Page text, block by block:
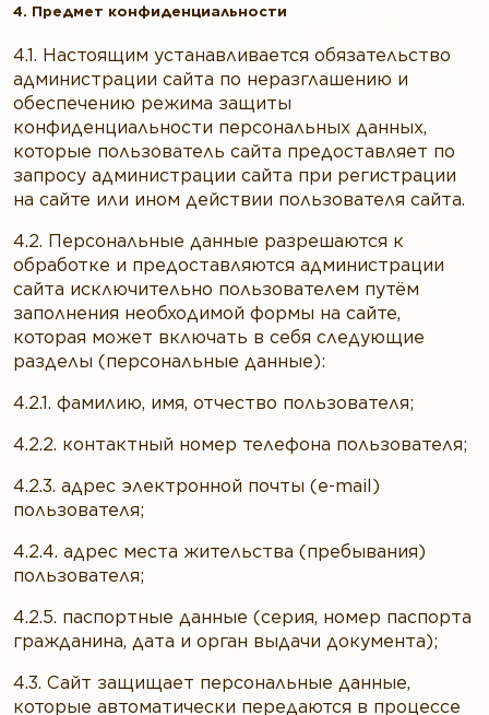
4. Предмет конфиденциальности
4.1. Настоящим устанавливается обязательство
администрации сайта по неразглашению и
обеспечению режима защиты
конфиденциальности персональных данных,
которые пользователь сайта предоставляет по
запросу администрации сайта при регистрации
на сайте или ином действии пользователя сайта.
4.2. Персональные данные разрешаются к
обработке и предоставляются администрации
сайта исключительно пользователем путём
заполнения необходимой формы на сайте,
которая может включать в себя следующие
разделы (персональные данные):
4.2.1. фамилию, имя, отчество пользователя;
4.2.2. контактный номер телефона пользователя;
4.2.3. адрес электронной почты (e-mail)
пользователя;
4.2.4. адрес места жительства (пребывания)
пользователя;
4.2.5. паспортные данные (серия, номер паспорта
гражданина, дата и орган выдачи документа);
4.3. Сайт защищает персональные данные,
которые автоматически передаются в процессе